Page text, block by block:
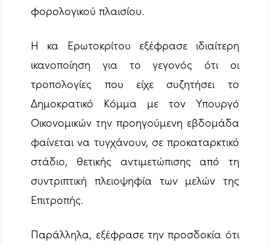
φορολογικού πλαισίου.
Η κα Ερωτοκρίτου εξέφρασε ιδιαίτερη
ικανοποίηση για το γεγονός ότι οι
τροπολογίες που είχε συζητήσει το
Δημοκρατικό Κόμμα με τον Υπουργό
Οικονομικών την προηγούμενη εβδομάδα
φαίνεται να τυγχάνουν, σε προκαταρκτικό
στάδιο, θετικής αντιμετώπισης από τη
συντριπτική πλειοψηφία των μελών της
Επιτροπής.
Παράλληλα, εξέφρασε την προσδοκία ότι